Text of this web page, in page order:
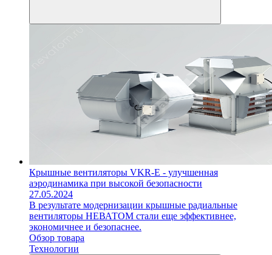
Крышные вентиляторы VKR-E - улучшенная
аэродинамика при высокой безопасности
27.05.2024
В результате модернизации крышные радиальные
вентиляторы НЕВАТОМ стали еще эффективнее,
экономичнее и безопаснее.
Обзор товара
Технологии